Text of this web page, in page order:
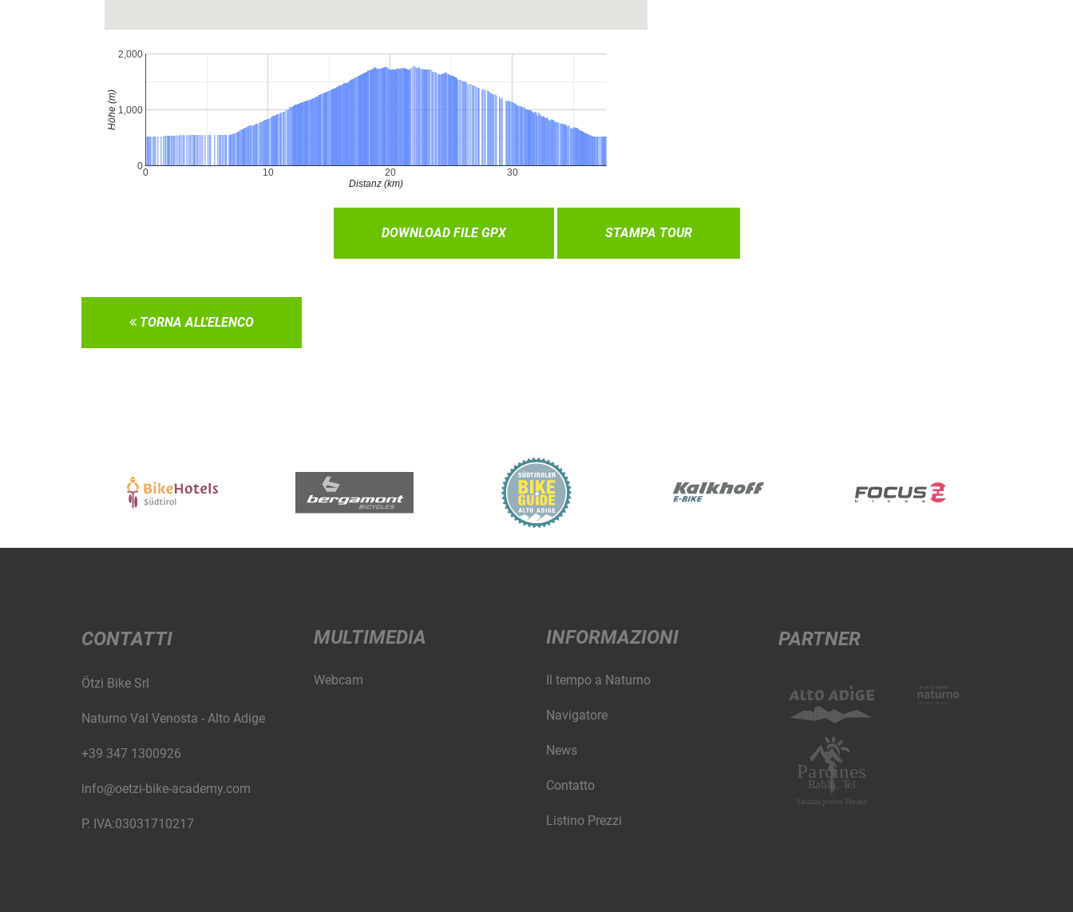
DOWNLOAD FILE GPX STAMPA TOUR
TORNA ALL'ELENCO
CONTATTI
Ötzi Bike Srl
Naturno Val Venosta - Alto Adige
+39 347 1300926
info@oetzi-bike-academy.com
P. IVA:03031710217
MULTIMEDIA
Webcam
INFORMAZIONI
Il tempo a Naturno
Navigatore
News
Contatto
Listino Prezzi
PARTNER